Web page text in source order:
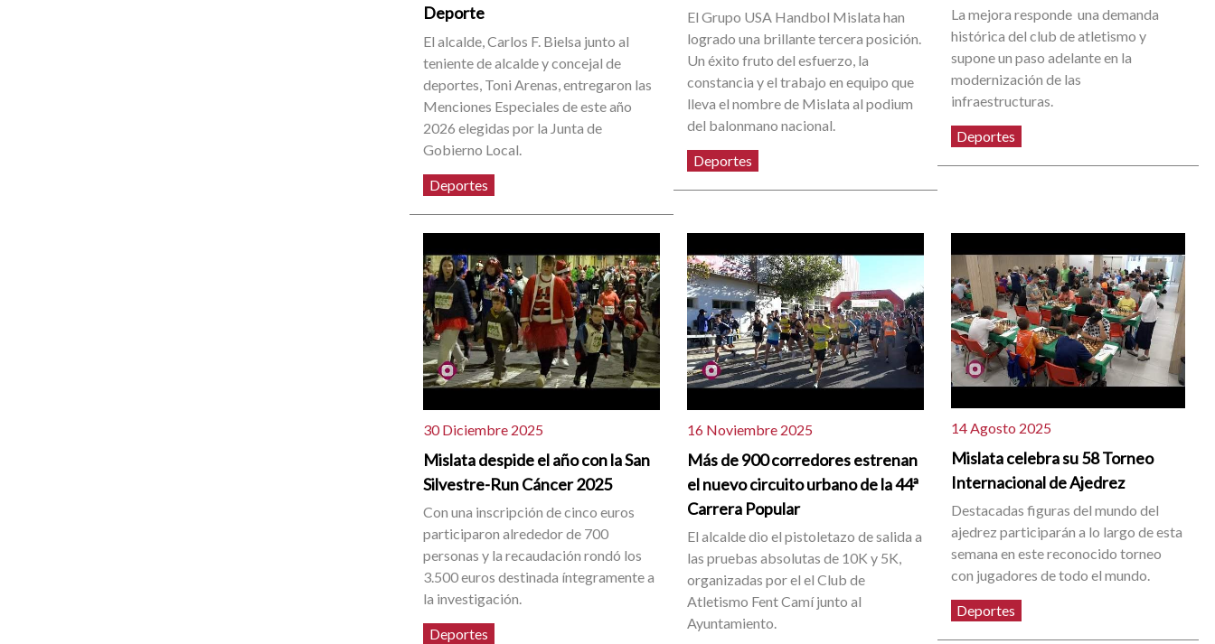
Deporte
El alcalde, Carlos F. Bielsa junto al
teniente de alcalde y concejal de
deportes, Toni Arenas, entregaron las
Menciones Especiales de este año
2026 elegidas por la Junta de
Gobierno Local.
Deportes
El Grupo USA Handbol Mislata han
logrado una brillante tercera posición.
Un éxito fruto del esfuerzo, la
constancia y el trabajo en equipo que
lleva el nombre de Mislata al podium
del balonmano nacional.
Deportes
La mejora responde una demanda
histórica del club de atletismo y
supone un paso adelante en la
modernización de las
infraestructuras.
Deportes
30 Diciembre 2025
Mislata despide el año con la San
Silvestre-Run Cáncer 2025
Con una inscripción de cinco euros
participaron alrededor de 700
personas y la recaudación rondó los
3.500 euros destinada íntegramente a
la investigación.
Deportes
16 Noviembre 2025
Más de 900 corredores estrenan
el nuevo circuito urbano de la 44ª
Carrera Popular
El alcalde dio el pistoletazo de salida a
las pruebas absolutas de 10K y 5K,
organizadas por el el Club de
Atletismo Fent Camí junto al
Ayuntamiento.
14 Agosto 2025
Mislata celebra su 58 Torneo
Internacional de Ajedrez
Destacadas figuras del mundo del
ajedrez participarán a lo largo de esta
semana en este reconocido torneo
con jugadores de todo el mundo.
Deportes